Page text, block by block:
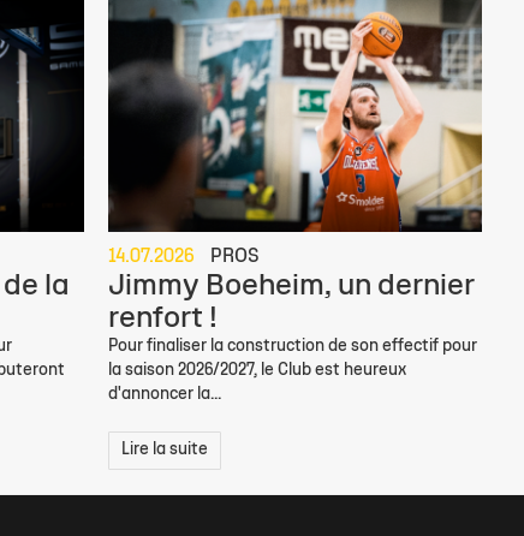
la
14.07.2026 PROS
Jimmy Boeheim, un dernier
renfort !
Pour finaliser la construction de son effectif pour
la saison 2026/2027, le Club est heureux
d'annoncer la...
Lire la suite